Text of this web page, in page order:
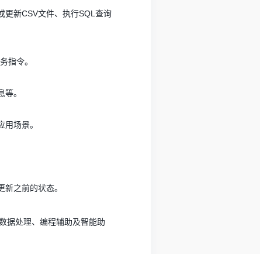
更新CSV文件、执行SQL查询
指令。
。
场景。
之前的状态。
据处理、编程辅助及智能助